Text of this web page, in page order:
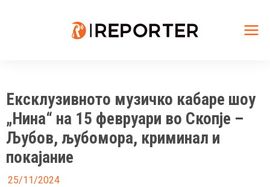
Ексклузивното музичко кабаре шоу
„Нина“ на 15 февруари во Скопје –
Љубов, љубомора, криминал и
покајание
25/11/2024